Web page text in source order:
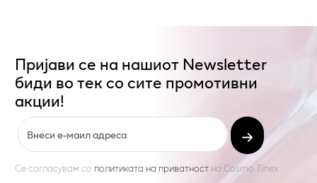
Пријави се на нашиот Newsletter
биди во тек со сите промотивни
акции!
Се согласувам со политиката на приватност на Cosmo Tinex